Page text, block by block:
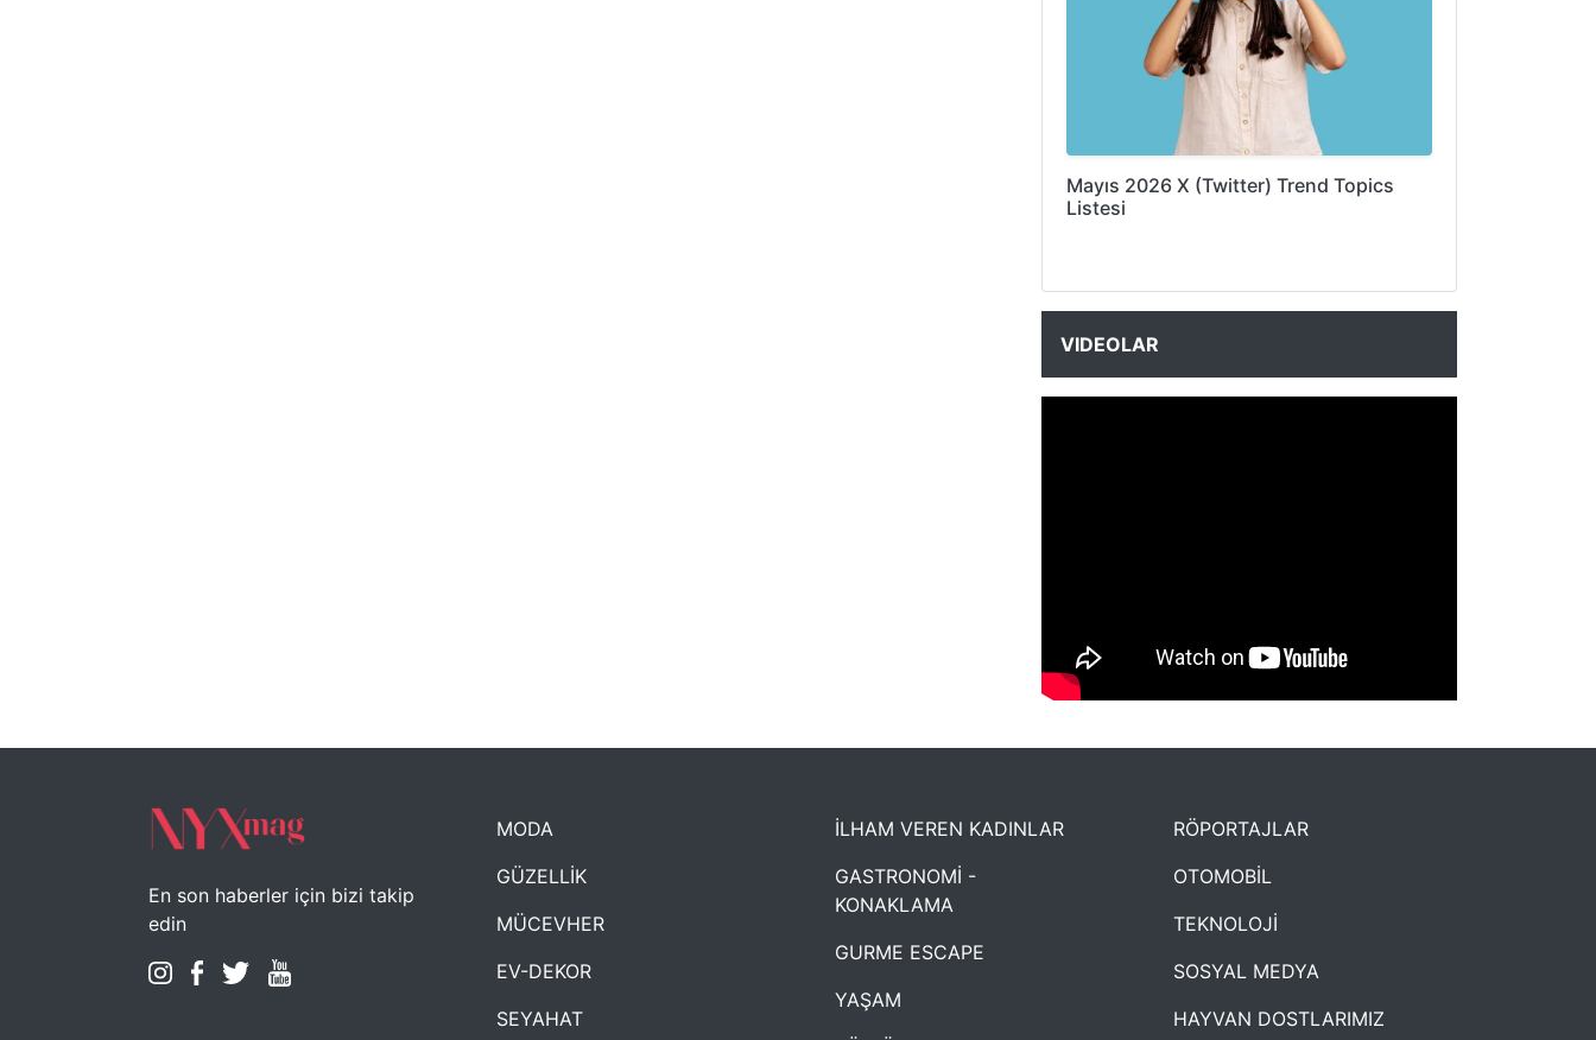
Mayıs 2026 X (Twitter) Trend Topics
Listesi
VIDEOLAR
NYXmag 2. Yaş Kutlama Etkinliği
En son haberler için bizi takip
edin
MODA
GÜZELLİK
MÜCEVHER
EV-DEKOR
SEYAHAT
İLHAM VEREN KADINLAR
GASTRONOMİ -
KONAKLAMA
GURME ESCAPE
YAŞAM
RÖPORTAJLAR
OTOMOBİL
TEKNOLOJİ
SOSYAL MEDYA
HAYVAN DOSTLARIMIZ